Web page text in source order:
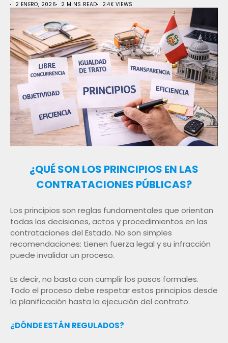
2 ENERO, 2026
2 MINS READ 2.4K VIEWS
¿QUÉ SON LOS PRINCIPIOS EN LAS
CONTRATACIONES PÚBLICAS?
Los principios son reglas fundamentales que orientan
todas las decisiones, actos y procedimientos en las
contrataciones del Estado. No son simples
recomendaciones: tienen fuerza legal y su infracción
puede invalidar un proceso.
Es decir, no basta con cumplir los pasos formales.
Todo el proceso debe respetar estos principios desde
la planificación hasta la ejecución del contrato.
¿DÓNDE ESTÁN REGULADOS?